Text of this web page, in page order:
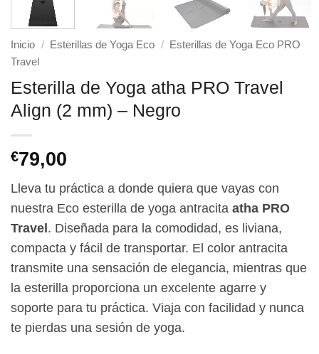
Inicio / Esterillas de Yoga Eco / Esterillas de Yoga Eco PRO
Travel
Esterilla de Yoga atha PRO Travel
Align (2 mm) – Negro
€79,00
Lleva tu práctica a donde quiera que vayas con
nuestra Eco esterilla de yoga antracita atha PRO
Travel. Diseñada para la comodidad, es liviana,
compacta y fácil de transportar. El color antracita
transmite una sensación de elegancia, mientras que
la esterilla proporciona un excelente agarre y
soporte para tu práctica. Viaja con facilidad y nunca
te pierdas una sesión de yoga.